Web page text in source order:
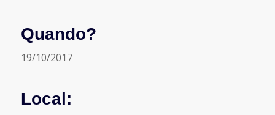
Quando?
19/10/2017
Local: